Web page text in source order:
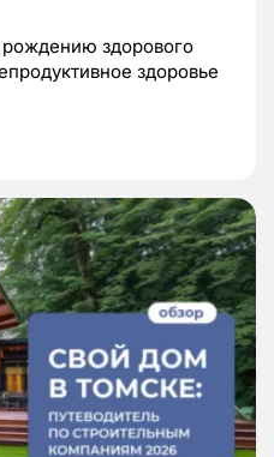
здорового
здоровье